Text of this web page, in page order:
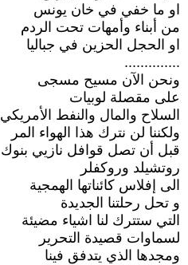
او ما خفي في خان يونس
من أبناء وأمهات تحت الردم
او الحجل الحزين في جباليا
..............
ونحن الآن مسيح مسجى
على مقصلة لوبيات
السلاح والمال والنفط الأمريكي
ولكننا لن نترك هذا الهواء المر
قبل أن تصل قوافل نازيي بنوك
روتشيلد وروكفلر
الى إفلاس كائناتها الهمجية
و تحل رحلتنا الجديدة
التي ستترك لنا اشياء مضيئة
لسماوات قصيدة التحرير
ومجدها الذي يتدفق فينا